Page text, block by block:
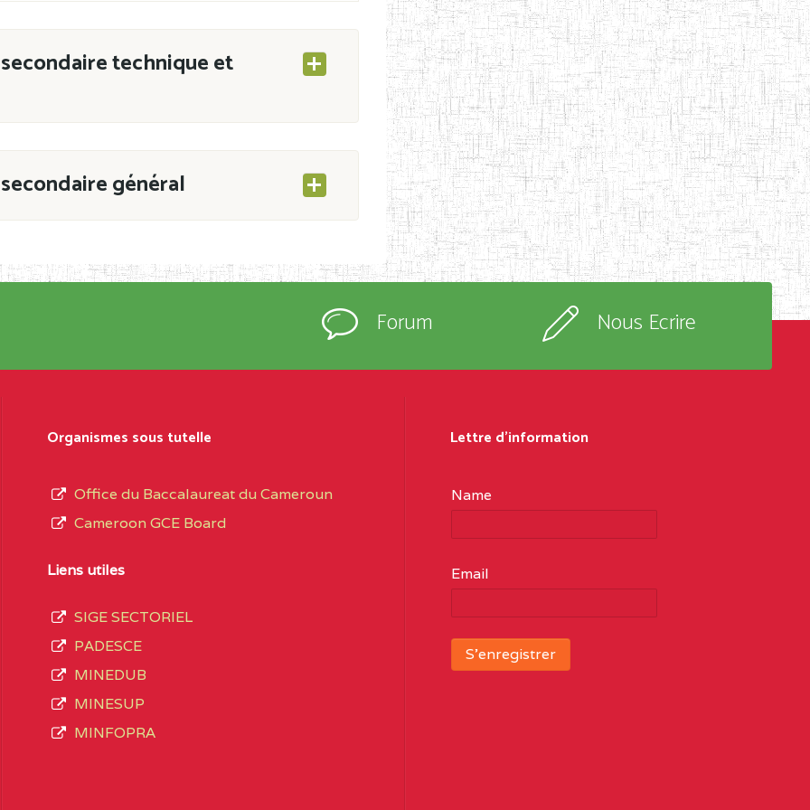
technique et
LES
DE
général
CAB du 21 mars 2011 portant ouverture
immatriculés et inscrits au
Généralau terme des opérations
3408 structures réparties ainsi qu’il
soit :
Forum Nous Ecrire
Organismes sous tutelle
Office du Baccalaureat du Cameroun
Cameroon GCE Board
Liens utiles
SIGE SECTORIEL
PADESCE
MINEDUB
MINESUP
MINFOPRA
Lettre d'information
Name
Email